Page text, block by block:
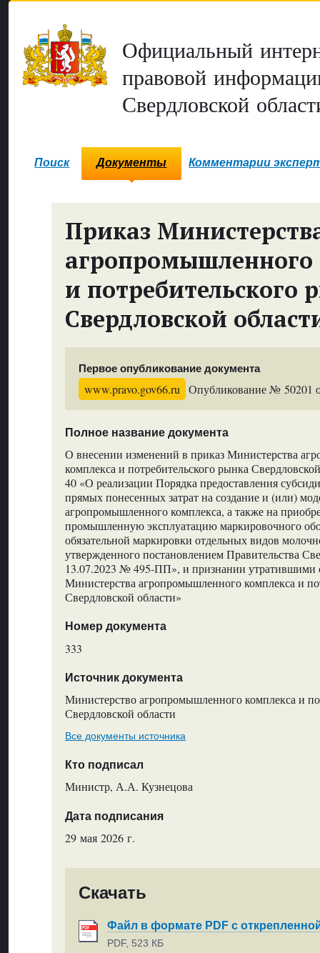
Официальный
правовой
Свердловской
Поиск Документы Комментарии
Приказ
агропромышленного
и потребительского
Свердловской
Первое опубликование документа
www.pravo.gov66.ru Опубликование № 50201
Полное название документа
О внесении изменений в приказ Министерства
комплекса и потребительского рынка
40 «О реализации Порядка предоставления
прямых понесенных затрат на создание и (или)
агропромышленного комплекса, а также на
промышленную эксплуатацию маркировочного
обязательной маркировки отдельных видов
утвержденного постановлением Правительства
13.07.2023 № 495-ПП», и признании утратившими
Министерства агропромышленного комплекса и
Свердловской области»
Номер документа
333
Источник документа
Министерство агропромышленного комплекса и
Свердловской области
Все документы источника
Кто подписал
Министр, А.А. Кузнецова
Дата подписания
29 мая 2026 г.
Скачать
Файл в формате PDF с
PDF, 523 КБ